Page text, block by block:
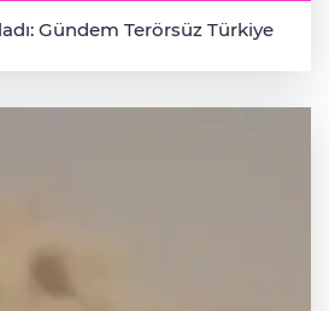
Gündem Terörsüz Türkiye